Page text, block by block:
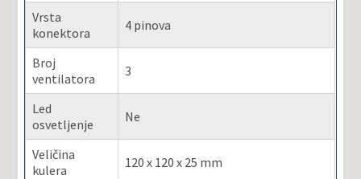
Vrsta
konektora
4 pinova
Broj
ventilatora
3
Led
osvetljenje
Ne
Veličina
kulera
120 x 120 x 25 mm